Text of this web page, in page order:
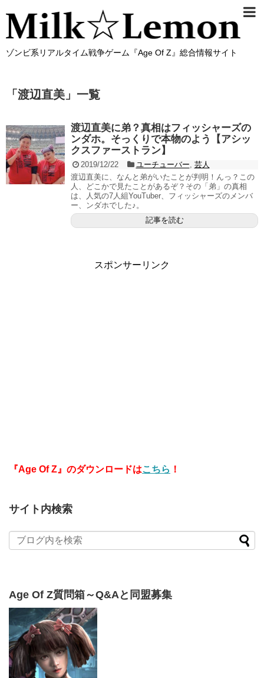
ゾンビ系リアルタイム戦争ゲーム『Age Of Z』総合情報サイト
「 渡辺直美 」 一覧
渡辺直美に弟？真相はフィッシャーズの
ンダホ。そっくりで本物のよう【アシッ
クスファーストラン】
2019/12/22 ユーチューバー 芸人
渡辺直美に、なんと弟がいたことが判明！んっ？この
人、どこかで見たことがあるぞ？その「弟」の真相
は、人気の7人組YouTuber、フィッシャーズのメンバ
ー、ンダホでした♪。
記事を読む
スポンサーリンク
『Age Of Z』のダウンロードはこちら ！
サイト内検索
Age Of Z質問箱～Q&Aと同盟募集